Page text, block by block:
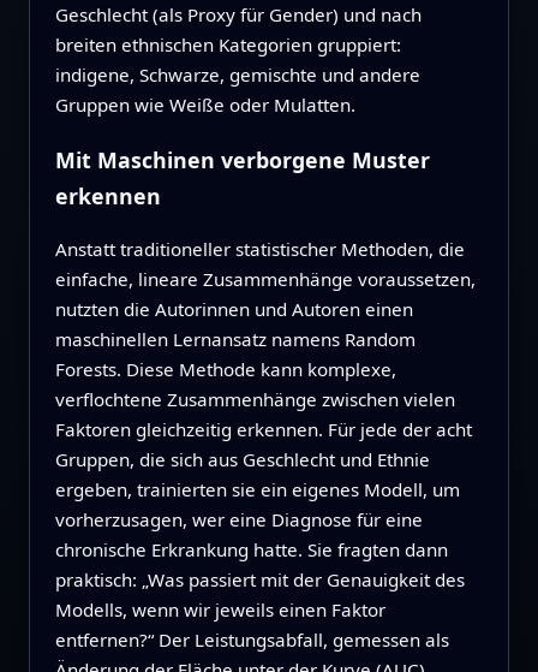
Geschlecht (als Proxy für Gender) und nach
breiten ethnischen Kategorien gruppiert:
indigene, Schwarze, gemischte und andere
Gruppen wie Weiße oder Mulatten.
Mit Maschinen verborgene Muster
erkennen
Anstatt traditioneller statistischer Methoden, die
einfache, lineare Zusammenhänge voraussetzen,
nutzten die Autorinnen und Autoren einen
maschinellen Lernansatz namens Random
Forests. Diese Methode kann komplexe,
verflochtene Zusammenhänge zwischen vielen
Faktoren gleichzeitig erkennen. Für jede der acht
Gruppen, die sich aus Geschlecht und Ethnie
ergeben, trainierten sie ein eigenes Modell, um
vorherzusagen, wer eine Diagnose für eine
chronische Erkrankung hatte. Sie fragten dann
praktisch: „Was passiert mit der Genauigkeit des
Modells, wenn wir jeweils einen Faktor
entfernen?“ Der Leistungsabfall, gemessen als